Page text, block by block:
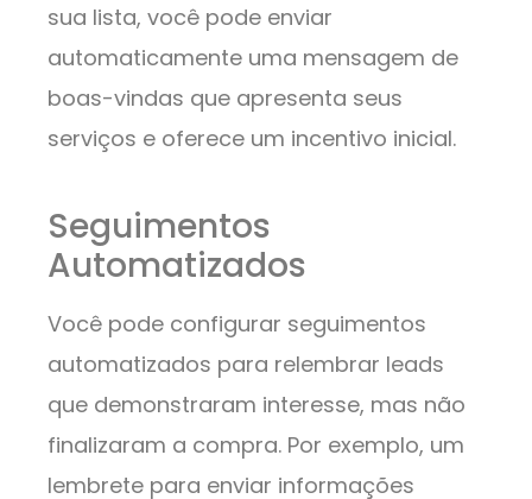
sua lista, você pode enviar
automaticamente uma mensagem de
boas-vindas que apresenta seus
serviços e oferece um incentivo inicial.
Seguimentos
Automatizados
Você pode configurar seguimentos
automatizados para relembrar leads
que demonstraram interesse, mas não
finalizaram a compra. Por exemplo, um
lembrete para enviar informações